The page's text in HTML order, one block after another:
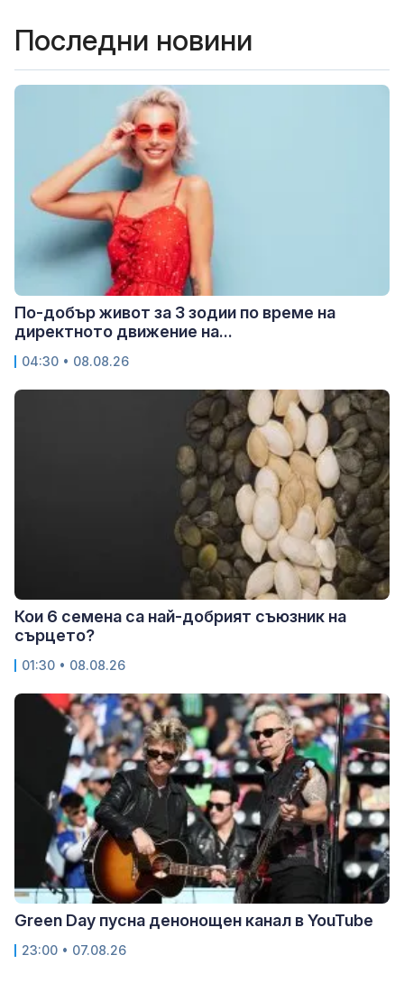
Последни новини
По-добър живот за 3 зодии по време на
директното движение на...
04:30 • 08.08.26
Кои 6 семена са най-добрият съюзник на
сърцето?
01:30 • 08.08.26
Green Day пусна денонощен канал в YouTube
23:00 • 07.08.26